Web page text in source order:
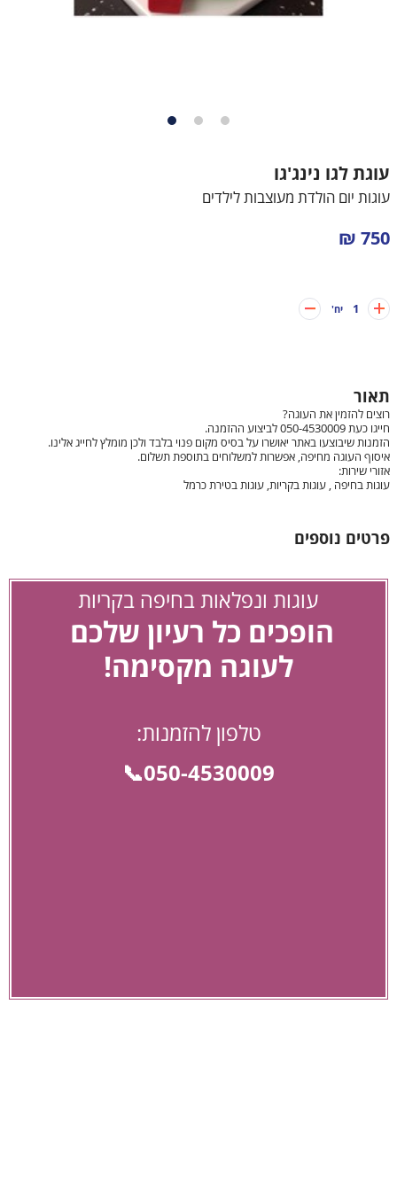
עוגות לבנים
עוגות מספרים
עוגת לגו נינג'גו
עוגות יום הולדת מעוצבות לילדים
750 ₪
1 יח'
תאור
רוצים להזמין את העוגה?
חייגו כעת 050-4530009 לביצוע ההזמנה.
הזמנות שיבוצעו באתר יאושרו על בסיס מקום פנוי בלבד ולכן מומלץ לחייג אלינו.
איסוף העוגה מחיפה, אפשרות למשלוחים בתוספת תשלום.
אזורי שירות:
עוגות בחיפה , עוגות בקריות, עוגות בטירת כרמל
פרטים נוספים
עוגות ונפלאות בחיפה בקריות
הופכים כל רעיון שלכם
לעוגה מקסימה!
טלפון להזמנות:
050-4530009📞